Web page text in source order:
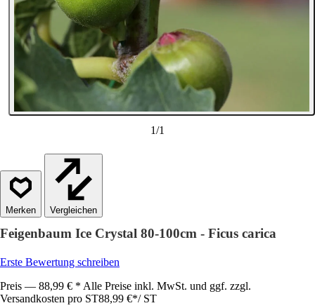
1/1
Vergleichen
Feigenbaum Ice Crystal 80-100cm - Ficus carica
Erste Bewertung schreiben
Preis — 88,99 € * Alle Preise inkl. MwSt. und ggf. zzgl.
Versandkosten pro ST88,99 €*/ ST